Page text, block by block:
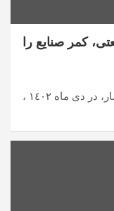
کمر صنایع را
به گزارش عصرایران، طبق اعلام مرکز آمار، در دی ماه ١٤٠٢ ،